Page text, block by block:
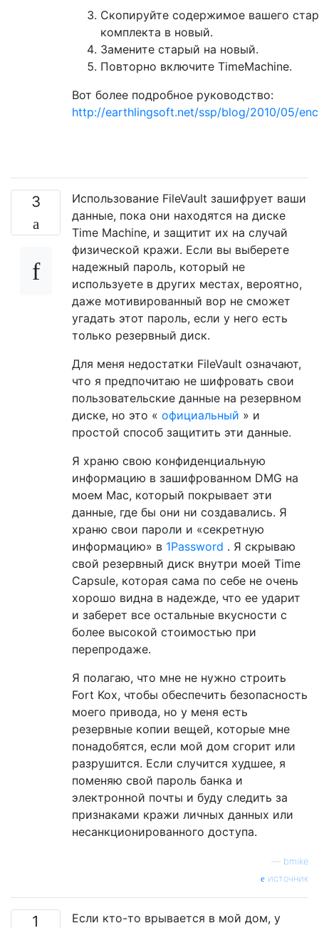
Скопируйте содержимое вашего
комплекта в новый.
Замените старый на новый.
Повторно включите TimeMachine.
Вот более подробное руководство:
http://earthlingsoft.net/ssp/blog/2010/05/
3
Использование FileVault зашифрует ваши
данные, пока они находятся на диске
Time Machine, и защитит их на случай
физической кражи. Если вы выберете
надежный пароль, который не
используете в других местах, вероятно,
даже мотивированный вор не сможет
угадать этот пароль, если у него есть
только резервный диск.
Для меня недостатки FileVault означают,
что я предпочитаю не шифровать свои
пользовательские данные на резервном
диске, но это « официальный » и
простой способ защитить эти данные.
Я храню свою конфиденциальную
информацию в зашифрованном DMG на
моем Mac, который покрывает эти
данные, где бы они ни создавались. Я
храню свои пароли и «секретную
информацию» в 1Password . Я скрываю
свой резервный диск внутри моей Time
Capsule, которая сама по себе не очень
хорошо видна в надежде, что ее ударит
и заберет все остальные вкусности с
более высокой стоимостью при
перепродаже.
Я полагаю, что мне не нужно строить
Fort Kox, чтобы обеспечить безопасность
моего привода, но у меня есть
резервные копии вещей, которые мне
понадобятся, если мой дом сгорит или
разрушится. Если случится худшее, я
поменяю свой пароль банка и
электронной почты и буду следить за
признаками кражи личных данных или
несанкционированного доступа.
bmike
источник
1
Если кто-то врывается в мой дом, у